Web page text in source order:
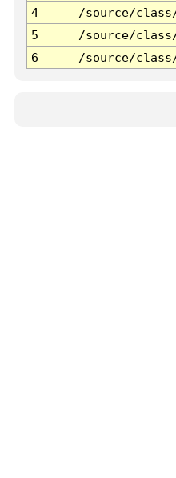
4
/source/
5
/source/
6
/source/